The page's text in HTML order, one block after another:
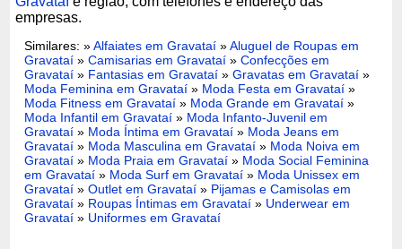
empresas.
Similares: »Alfaiates em Gravataí »Aluguel de Roupas em
Gravataí »Camisarias em Gravataí »Confecções em
Gravataí » Fantasias em Gravataí »Gravatas em Gravataí »
Moda Feminina em Gravataí » Moda Festa em Gravataí »
Moda Fitness em Gravataí » Moda Grande em Gravataí »
Moda Infantil em Gravataí » Moda Infanto-Juvenil em
Gravataí » Moda Íntima em Gravataí » Moda Jeans em
Gravataí » Moda Masculina em Gravataí » Moda Noiva em
Gravataí » Moda Praia em Gravataí » Moda Social Feminina
em Gravataí » Moda Surf em Gravataí » Moda Unissex em
Gravataí »Outlet em Gravataí » Pijamas e Camisolas em
Gravataí » Roupas Íntimas em Gravataí » Underwear em
Gravataí » Uniformes em Gravataí